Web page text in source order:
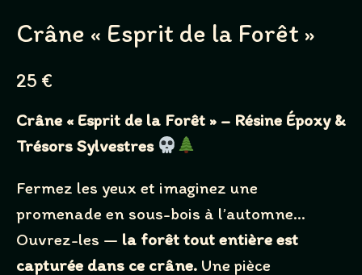
Crâne « Esprit de la Forêt »
N
w
25 €
Crâne « Esprit de la Forêt » – Résine Époxy &
Trésors Sylvestres
Fermez les yeux et imaginez une
promenade en sous-bois à l’automne…
Ouvrez-les — la forêt tout entière est
capturée dans ce crâne. Une pièce